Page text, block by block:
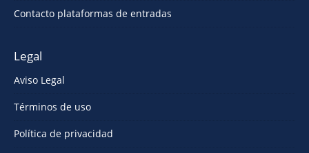
Contacto plataformas de entradas
Legal
Aviso Legal
Términos de uso
Política de privacidad